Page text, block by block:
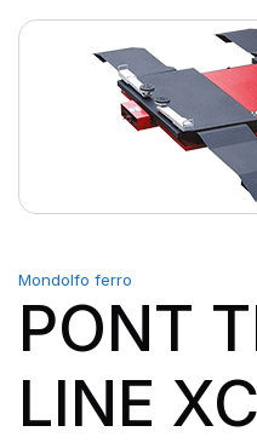
Mondolfo ferro
PONT
LINE